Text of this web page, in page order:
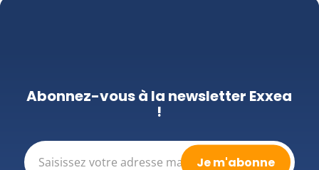
Abonnez-vous à la newsletter Exxea
!
E-
mail